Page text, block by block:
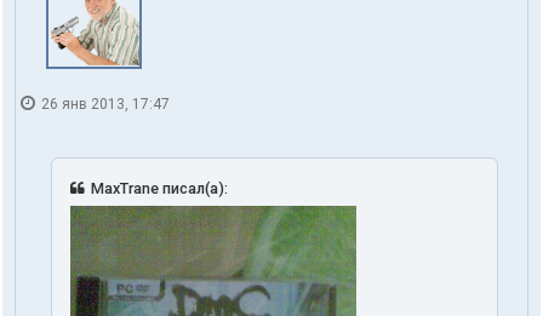
26 янв 2013, 17:47
MaxTrane писал(а):